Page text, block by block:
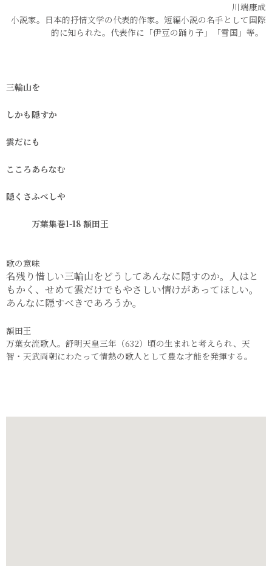
川端康成
小説家。日本的抒情文学の代表的作家。短編小説の名手として国際
的に知られた。代表作に「伊豆の踊り子」「雪国」等。
三輪山を
しかも隠すか
雲だにも
こころあらなむ
隠くさふべしや
万葉集巻1-18 額田王
歌の意味
名残り惜しい三輪山をどうしてあんなに隠すのか。人はと
もかく、せめて雲だけでもやさしい情けがあってほしい。
あんなに隠すべきであろうか。
額田王
万葉女流歌人。舒明天皇三年（632）頃の生まれと考えられ、天
智・天武両朝にわたって情熱の歌人として豊な才能を発揮する。